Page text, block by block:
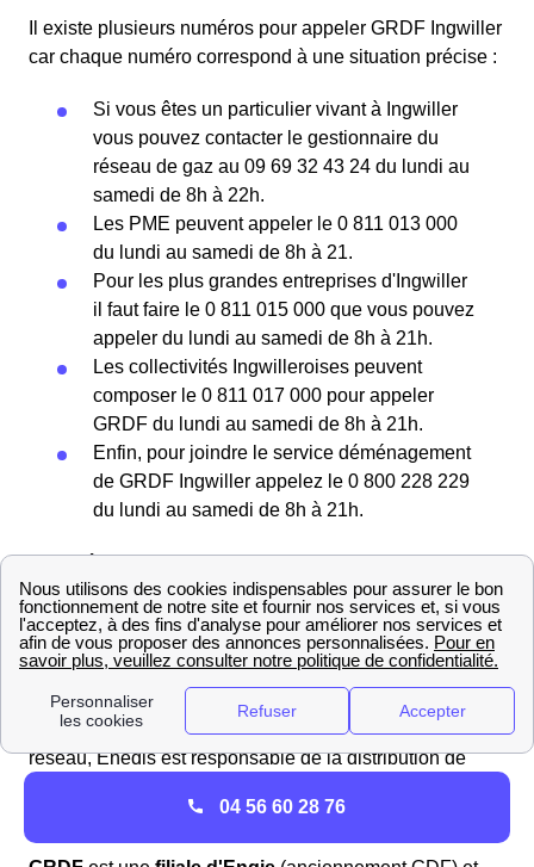
Il existe plusieurs numéros pour appeler GRDF Ingwiller
car chaque numéro correspond à une situation précise :
Si vous êtes un particulier vivant à Ingwiller
vous pouvez contacter le gestionnaire du
réseau de gaz au 09 69 32 43 24 du lundi au
samedi de 8h à 22h.
Les PME peuvent appeler le 0 811 013 000
du lundi au samedi de 8h à 21.
Pour les plus grandes entreprises d'Ingwiller
il faut faire le 0 811 015 000 que vous pouvez
appeler du lundi au samedi de 8h à 21h.
Les collectivités Ingwilleroises peuvent
composer le 0 811 017 000 pour appeler
GRDF du lundi au samedi de 8h à 21h.
Enfin, pour joindre le service déménagement
de GRDF Ingwiller appelez le 0 800 228 229
du lundi au samedi de 8h à 21h.
GRDF à Ingwiller : services et contacts
Enedis (ex-ERDF) de GRDF : comment les
différencier ?
Enedis(anciennement ERDF) est unefiliale d'EDF
spécialisée dans la gestion du réseau de
distribution
d'électricitéen France. En tant que gestionnaire de
réseau, Enedis est responsable de la distribution de
jusqu'aux consommateurs finaux.
04 56 60 28 76